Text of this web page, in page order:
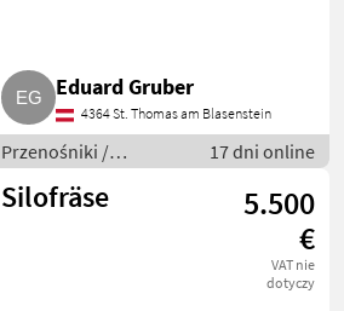
Eduard Gruber
4364 St. Thomas am Blasenstein
Przenośniki /
Przenośniki
dmuchawe
17 dni online
Silofräse
5.500
€
VAT nie
dotyczy